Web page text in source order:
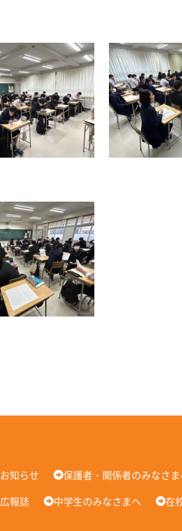
お知らせ 保護者・関係者のみなさ
広報誌
中学生のみなさまへ 在